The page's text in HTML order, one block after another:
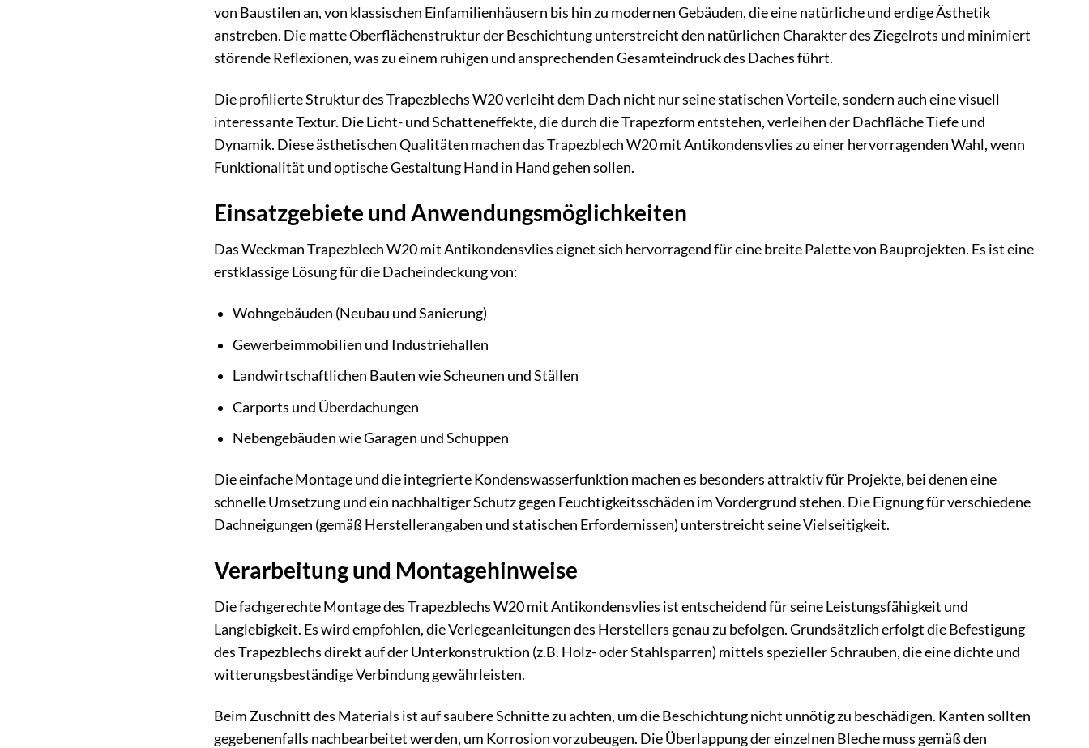
von Baustilen an, von klassischen Einfamilienhäusern bis hin zu modernen Gebäuden, die eine natürliche und erdige Ästhetik
anstreben. Die matte Oberflächenstruktur der Beschichtung unterstreicht den natürlichen Charakter des Ziegelrots und minimiert
störende Reflexionen, was zu einem ruhigen und ansprechenden Gesamteindruck des Daches führt.
Die profilierte Struktur des Trapezblechs W20 verleiht dem Dach nicht nur seine statischen Vorteile, sondern auch eine visuell
interessante Textur. Die Licht- und Schatteneffekte, die durch die Trapezform entstehen, verleihen der Dachfläche Tiefe und
Dynamik. Diese ästhetischen Qualitäten machen das Trapezblech W20 mit Antikondensvlies zu einer hervorragenden Wahl, wenn
Funktionalität und optische Gestaltung Hand in Hand gehen sollen.
Einsatzgebiete und Anwendungsmöglichkeiten
Das Weckman Trapezblech W20 mit Antikondensvlies eignet sich hervorragend für eine breite Palette von Bauprojekten. Es ist eine
erstklassige Lösung für die Dacheindeckung von:
Wohngebäuden (Neubau und Sanierung)
Gewerbeimmobilien und Industriehallen
Landwirtschaftlichen Bauten wie Scheunen und Ställen
Carports und Überdachungen
Nebengebäuden wie Garagen und Schuppen
Die einfache Montage und die integrierte Kondenswasserfunktion machen es besonders attraktiv für Projekte, bei denen eine
schnelle Umsetzung und ein nachhaltiger Schutz gegen Feuchtigkeitsschäden im Vordergrund stehen. Die Eignung für verschiedene
Dachneigungen (gemäß Herstellerangaben und statischen Erfordernissen) unterstreicht seine Vielseitigkeit.
Verarbeitung und Montagehinweise
Die fachgerechte Montage des Trapezblechs W20 mit Antikondensvlies ist entscheidend für seine Leistungsfähigkeit und
Langlebigkeit. Es wird empfohlen, die Verlegeanleitungen des Herstellers genau zu befolgen. Grundsätzlich erfolgt die Befestigung
des Trapezblechs direkt auf der Unterkonstruktion (z.B. Holz- oder Stahlsparren) mittels spezieller Schrauben, die eine dichte und
witterungsbeständige Verbindung gewährleisten.
Beim Zuschnitt des Materials ist auf saubere Schnitte zu achten, um die Beschichtung nicht unnötig zu beschädigen. Kanten sollten
gegebenenfalls nachbearbeitet werden, um Korrosion vorzubeugen. Die Überlappung der einzelnen Bleche muss gemäß den